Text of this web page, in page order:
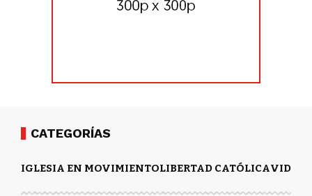
CATEGORÍAS
IGLESIA EN MOVIMIENTOLIBERTAD CATÓLICAVIDA